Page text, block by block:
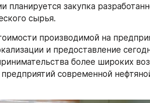
закупка
сырья.
производимой на
и предоставление
более широких
современной